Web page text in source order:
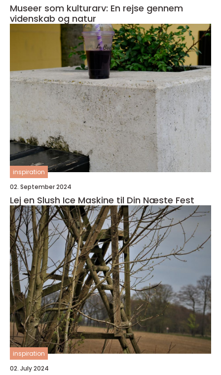
Museer som kulturarv: En rejse gennem
videnskab og natur
inspiration
02. September 2024
Lej en Slush Ice Maskine til Din Næste Fest
inspiration
02. July 2024